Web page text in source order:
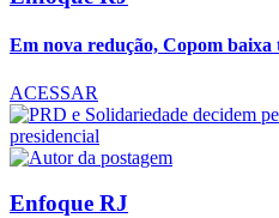
Em nova redução, Copom baixa
ACESSAR
Enfoque RJ